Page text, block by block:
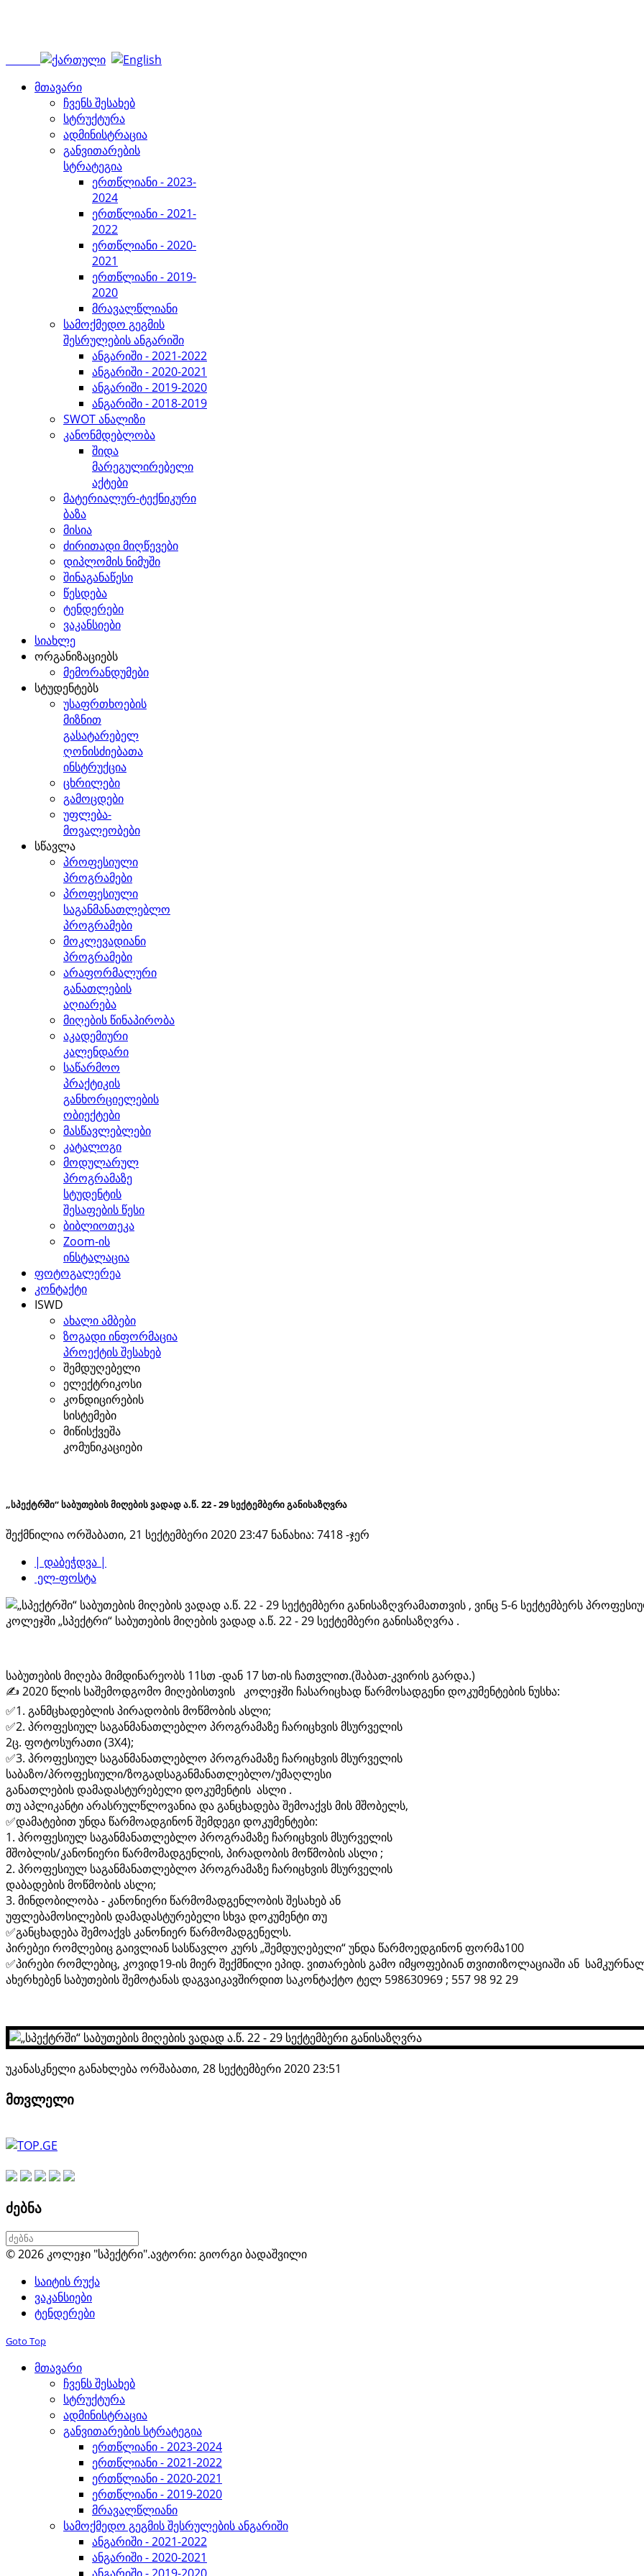
მთავარი
ჩვენს შესახებ
სტრუქტურა
ადმინისტრაცია
განვითარების
სტრატეგია
ერთწლიანი - 2023-
2024
ერთწლიანი - 2021-
2022
ერთწლიანი - 2020-
2021
ერთწლიანი - 2019-
2020
მრავალწლიანი
სამოქმედო გეგმის
შესრულების ანგარიში
ანგარიში - 2021-2022
ანგარიში - 2020-2021
ანგარიში - 2019-2020
ანგარიში - 2018-2019
SWOT ანალიზი
კანონმდებლობა
შიდა
მარეგულირებელი
აქტები
მატერიალურ-ტექნიკური
ბაზა
მისია
ძირითადი მიღწევები
დიპლომის ნიმუში
შინაგანაწესი
წესდება
ტენდერები
ვაკანსიები
სიახლე
ორგანიზაციებს
მემორანდუმები
სტუდენტებს
უსაფრთხოების
მიზნით
გასატარებელ
ღონისძიებათა
ინსტრუქცია
ცხრილები
გამოცდები
უფლება-
მოვალეობები
სწავლა
პროფესიული
პროგრამები
პროფესიული
საგანმანათლებლო
პროგრამები
მოკლევადიანი
პროგრამები
არაფორმალური
განათლების
აღიარება
მიღების წინაპირობა
აკადემიური
კალენდარი
საწარმოო
პრაქტიკის
განხორციელების
ობიექტები
მასწავლებლები
კატალოგი
მოდულარულ
პროგრამაზე
სტუდენტის
შესაფების წესი
ბიბლიოთეკა
Zoom-ის
ინსტალაცია
ფოტოგალერეა
კონტაქტი
ISWD
ახალი ამბები
ზოგადი ინფორმაცია
პროექტის შესახებ
შემდუღებელი
ელექტრიკოსი
კონდიცირების
სისტემები
მიწისქვეშა
კომუნიკაციები
„სპექტრში“ საბუთების მიღების ვადად ა.წ. 22 - 29 სექტემბერი განისაზღვრა
შექმნილია ორშაბათი, 21 სექტემბერი 2020 23:47 ნანახია: 7418 -ჯერ
| დაბეჭდვა |
ელ-ფოსტა
მათთვის , ვინც 5-6 სექტემბერს
კოლეჯში „სპექტრი“ საბუთების მიღების ვადად ა.წ. 22 - 29 სექტემბერი განისაზღვრა .
საბუთების მიღება მიმდინარეობს 11სთ -დან 17 სთ-ის ჩათვლით.(შაბათ-კვირის გარდა.)
✍️ 2020 წლის საშემოდგომო მიღებისთვის კოლეჯში ჩასარიცხად წარმოსადგენი დოკუმენტების ნუსხა:
✅1. განმცხადებლის პირადობის მოწმობის ასლი;
✅2. პროფესიულ საგანმანათლებლო პროგრამაზე ჩარიცხვის მსურველის
2ც. ფოტოსურათი (3X4);
✅3. პროფესიულ საგანმანათლებლო პროგრამაზე ჩარიცხვის მსურველის
საბაზო/პროფესიული/ზოგადსაგანმანათლებლო/უმაღლესი
განათლების დამადასტურებელი დოკუმენტის ასლი .
თუ აპლიკანტი არასრულწლოვანია და განცხადება შემოაქვს მის მშობელს,
✅დამატებით უნდა წარმოადგინონ შემდეგი დოკუმენტები:
1. პროფესიულ საგანმანათლებლო პროგრამაზე ჩარიცხვის მსურველის
მშობლის/კანონიერი წარმომადგენლის, პირადობის მოწმობის ასლი ;
2. პროფესიულ საგანმანათლებლო პროგრამაზე ჩარიცხვის მსურველის
დაბადების მოწმობის ასლი;
3. მინდობილობა - კანონიერი წარმომადგენლობის შესახებ ან
უფლებამოსილების დამადასტურებელი სხვა დოკუმენტი თუ
✅განცხადება შემოაქვს კანონიერ წარმომადგენელს.
პირებეი რომლებიც გაივლიან სასწავლო კურს „შემდუღებელი“ უნდა წარმოედგინონ ფორმა100
✅პირები რომლებიც, კოვიდ19-ის მიერ შექმნილი ეპიდ. ვითარების გამო იმყოფებიან თვითიზოლაციაში ან
ახერხებენ საბუთების შემოტანას დაგვაიკავშირდით საკონტაქტო ტელ 598630969 ; 557 98 92 29
უკანასკნელი განახლება ორშაბათი, 28 სექტემბერი 2020 23:51
მთვლელი
ძებნა
© 2026 კოლეჯი "სპექტრი".ავტორი: გიორგი ბადაშვილი
საიტის რუქა
ვაკანსიები
ტენდერები
Goto Top
მთავარი
ჩვენს შესახებ
სტრუქტურა
ადმინისტრაცია
განვითარების სტრატეგია
ერთწლიანი - 2023-2024
ერთწლიანი - 2021-2022
ერთწლიანი - 2020-2021
ერთწლიანი - 2019-2020
მრავალწლიანი
სამოქმედო გეგმის შესრულების ანგარიში
ანგარიში - 2021-2022
ანგარიში - 2020-2021